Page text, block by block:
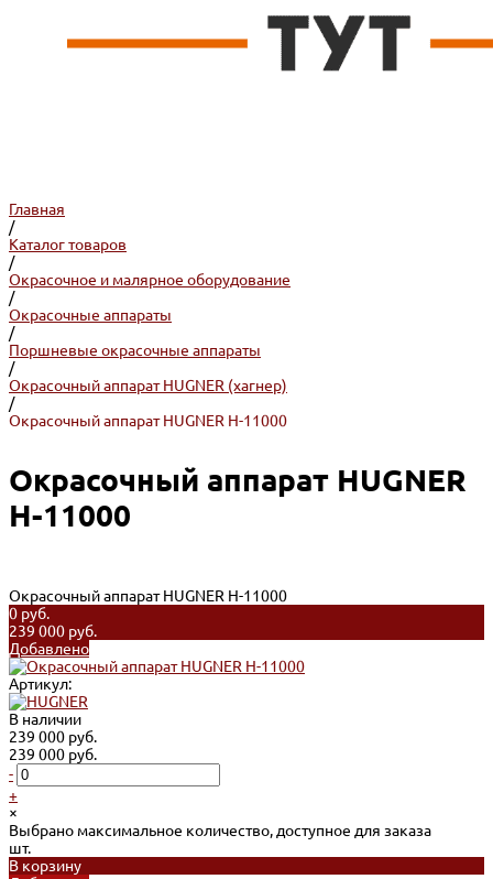
Главная
/
Каталог товаров
/
Окрасочное и малярное оборудование
/
Окрасочные аппараты
/
Поршневые окрасочные аппараты
/
Окрасочный аппарат HUGNER (хагнер)
/
Окрасочный аппарат HUGNER H-11000
Окрасочный аппарат HUGNER
H-11000
Окрасочный аппарат HUGNER H-11000
0 руб.
239 000 руб.
Добавлено
Артикул:
В наличии
239 000 руб.
239 000 руб.
-
+
×
Выбрано максимальное количество, доступное для заказа
шт.
В корзину